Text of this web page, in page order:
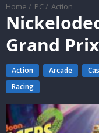
Home / PC / Action
Grand
Action Arcade
Racing